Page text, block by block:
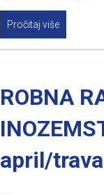
Pročitaj više
ROBNA
april/